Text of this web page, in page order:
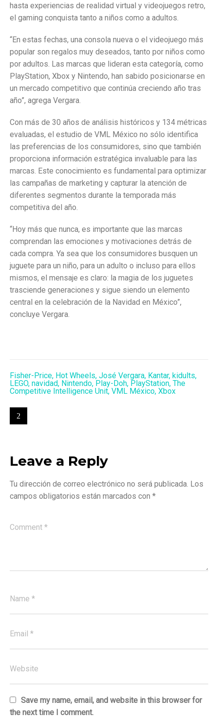
hasta experiencias de realidad virtual y videojuegos retro,
el gaming conquista tanto a niños como a adultos.
“En estas fechas, una consola nueva o el videojuego más
popular son regalos muy deseados, tanto por niños como
por adultos. Las marcas que lideran esta categoría, como
PlayStation, Xbox y Nintendo, han sabido posicionarse en
un mercado competitivo que continúa creciendo año tras
año”, agrega Vergara.
Con más de 30 años de análisis históricos y 134 métricas
evaluadas, el estudio de VML México no sólo identifica
las preferencias de los consumidores, sino que también
proporciona información estratégica invaluable para las
marcas. Este conocimiento es fundamental para optimizar
las campañas de marketing y capturar la atención de
diferentes segmentos durante la temporada más
competitiva del año.
“Hoy más que nunca, es importante que las marcas
comprendan las emociones y motivaciones detrás de
cada compra. Ya sea que los consumidores busquen un
juguete para un niño, para un adulto o incluso para ellos
mismos, el mensaje es claro: la magia de los juguetes
trasciende generaciones y sigue siendo un elemento
central en la celebración de la Navidad en México”,
concluye Vergara.
Fisher-Price, Hot Wheels, José Vergara, Kantar, kidults,
LEGO, navidad, Nintendo, Play-Doh, PlayStation, The
Competitive Intelligence Unit, VML México, Xbox
Leave a Reply
Tu dirección de correo electrónico no será publicada. Los
campos obligatorios están marcados con *
Save my name, email, and website in this browser for
the next time I comment.